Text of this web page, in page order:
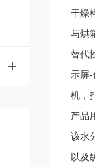
干燥
与烘
替代
示屏-
机，
产品
该水
以及